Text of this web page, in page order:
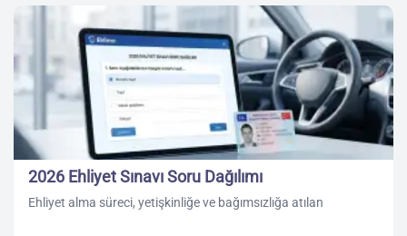
2026 Ehliyet Sınavı Soru Dağılımı
Ehliyet alma süreci, yetişkinliğe ve bağımsızlığa atılan